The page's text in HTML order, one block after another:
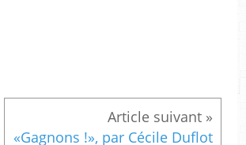
«Gagnons !», par Cécile Duflot